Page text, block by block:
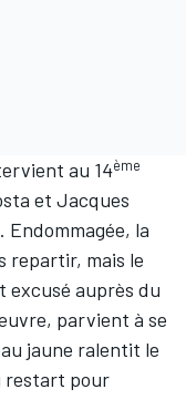
au 14ème
et Jacques
Endommagée, la
repartir, mais le
excusé auprès du
parvient à se
jaune ralentit le
restart pour